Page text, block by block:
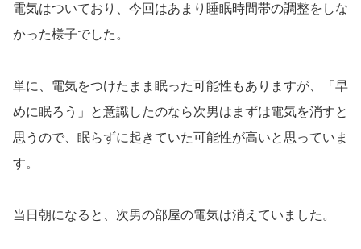
電気はついており、今回はあまり睡眠時間帯の調整をしな
かった様子でした。
単に、電気をつけたまま眠った可能性もありますが、「早
めに眠ろう」と意識したのなら次男はまずは電気を消すと
思うので、眠らずに起きていた可能性が高いと思っていま
す。
当日朝になると、次男の部屋の電気は消えていました。